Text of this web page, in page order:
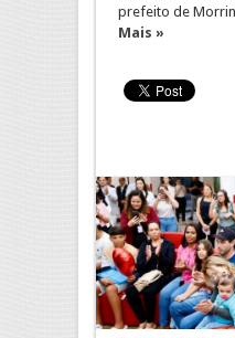
prefeito de
Mais »